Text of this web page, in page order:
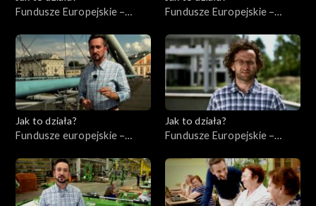
Fundusze Europejskie –
Fundusze Europejskie –
Jak to działa?
Fundusze europejskie –
Jak to działa?
Fundusze Europejskie –